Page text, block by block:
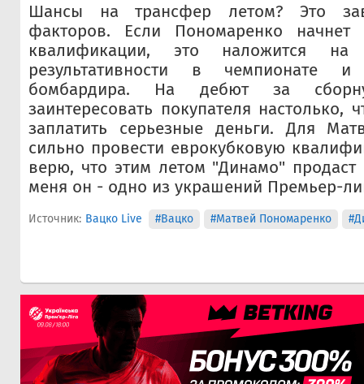
Шансы на трансфер летом? Это
факторов. Если Пономаренко
квалификации, это наложится на
результативности в чемпионате и
бомбардира. На дебют за
заинтересовать покупателя настолько,
заплатить серьезные деньги. Для
сильно провести еврокубковую
верю, что этим летом "Динамо"
меня он - одно из украшений Премьер-
Источник: Вацко Live #Вацко #Матвей Пономаренко